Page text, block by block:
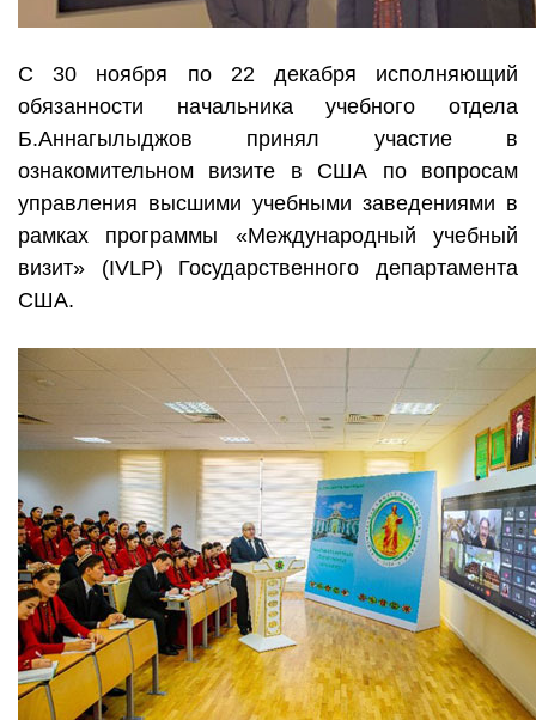
С 30 ноября по 22 декабря исполняющий
обязанности начальника учебного отдела
Б.Аннагылыджов принял участие в
ознакомительном визите в США по вопросам
управления высшими учебными заведениями в
рамках программы «Международный учебный
визит» (IVLP) Государственного департамента
США.